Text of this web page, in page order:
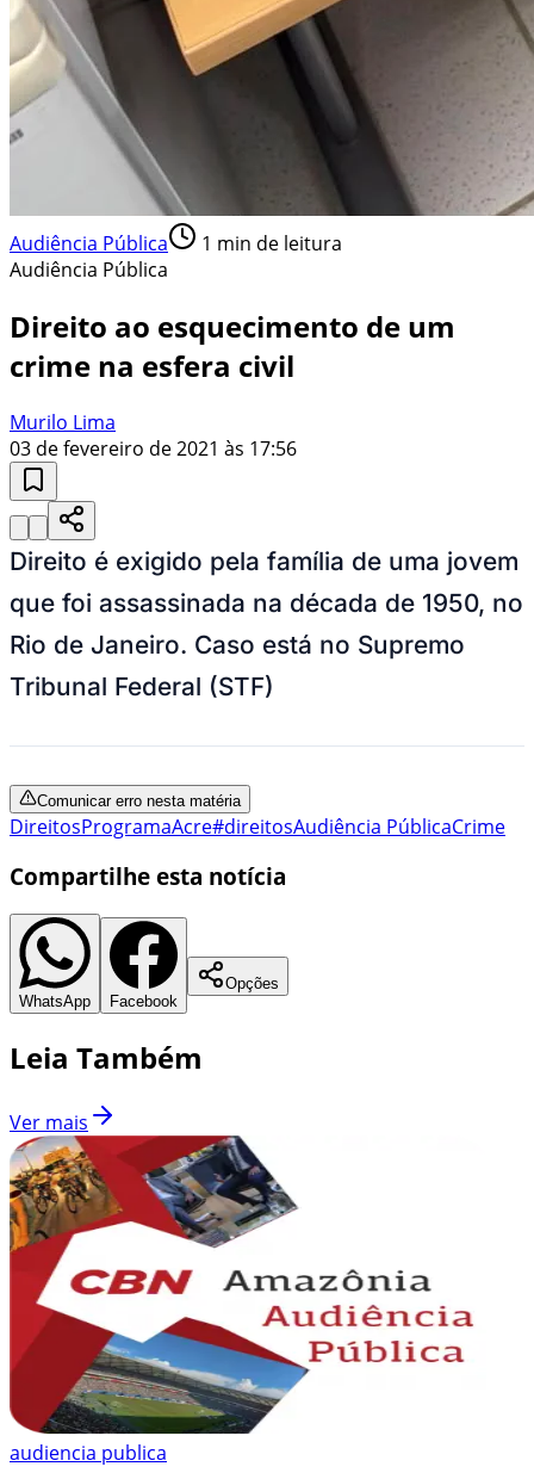
Audiência Pública 1 min de leitura
Audiência Pública
Direito ao esquecimento de um
crime na esfera civil
Murilo Lima
03 de fevereiro de 2021 às 17:56
Direito é exigido pela família de uma jovem
que foi assassinada na década de 1950, no
Rio de Janeiro. Caso está no Supremo
Tribunal Federal (STF)
Comunicar erro nesta matéria
DireitosProgramaAcre#direitosAudiência PúblicaCrime
Compartilhe esta notícia
WhatsApp Facebook
Opções
Leia Também
Ver mais
audiencia publica